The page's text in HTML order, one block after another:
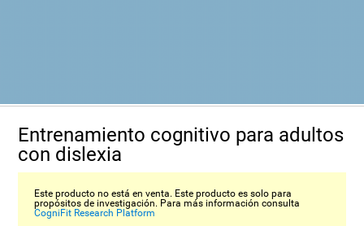
Entrenamiento cognitivo para adultos
con dislexia
Este producto no está en venta. Este producto es solo para
propósitos de investigación. Para más información consulta
CogniFit Research Platform